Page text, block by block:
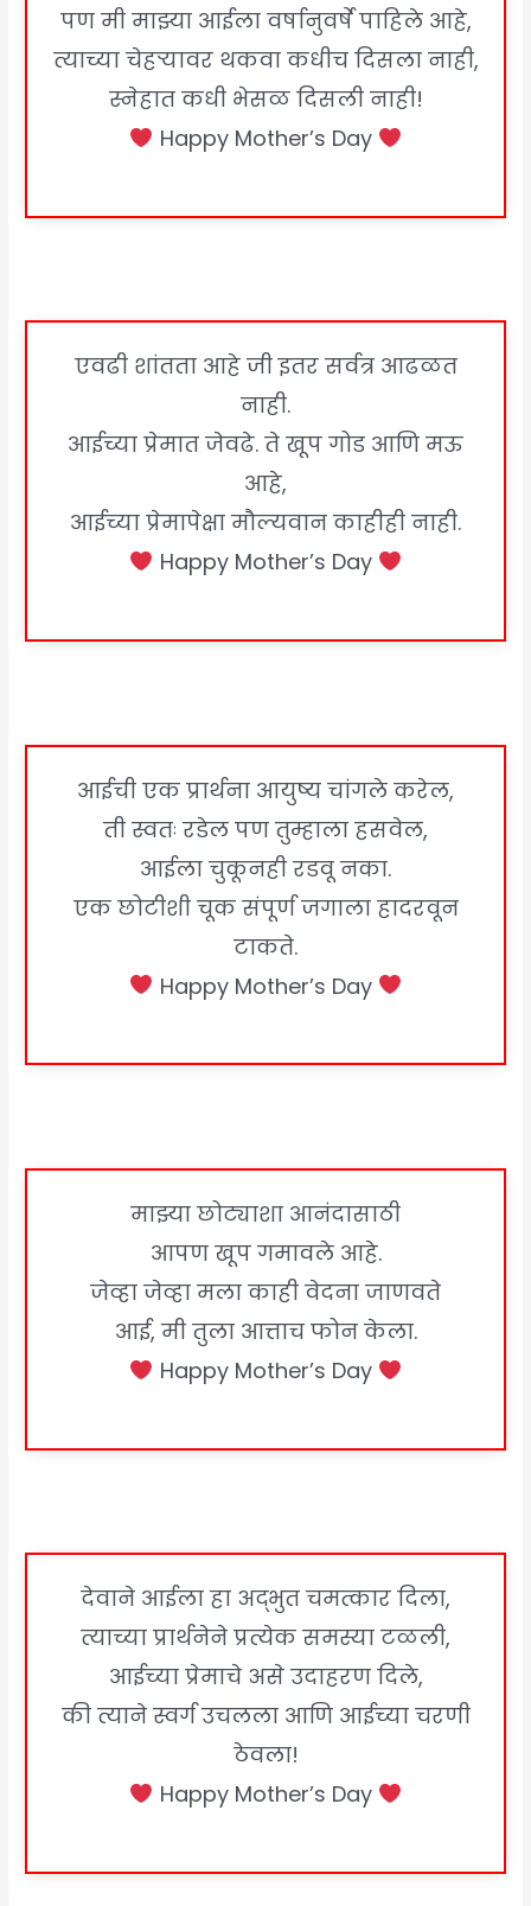
पण मी माझ्या आईला वर्षानुवर्षे पाहिले आहे,
त्याच्या चेहऱ्यावर थकवा कधीच दिसला नाही,
स्नेहात कधी भेसळ दिसली नाही!
Happy Mother’s Day
एवढी शांतता आहे जी इतर सर्वत्र आढळत
नाही.
आईच्या प्रेमात जेवढे. ते खूप गोड आणि मऊ
आहे,
आईच्या प्रेमापेक्षा मौल्यवान काहीही नाही.
Happy Mother’s Day
आईची एक प्रार्थना आयुष्य चांगले करेल,
ती स्वतः रडेल पण तुम्हाला हसवेल,
आईला चुकूनही रडवू नका.
एक छोटीशी चूक संपूर्ण जगाला हादरवून
टाकते.
Happy Mother’s Day
माझ्या छोट्याशा आनंदासाठी
आपण खूप गमावले आहे.
जेव्हा जेव्हा मला काही वेदना जाणवते
आई, मी तुला आत्ताच फोन केला.
Happy Mother’s Day
देवाने आईला हा अद्भुत चमत्कार दिला,
त्याच्या प्रार्थनेने प्रत्येक समस्या टळली,
आईच्या प्रेमाचे असे उदाहरण दिले,
की त्याने स्वर्ग उचलला आणि आईच्या चरणी
ठेवला!
Happy Mother’s Day